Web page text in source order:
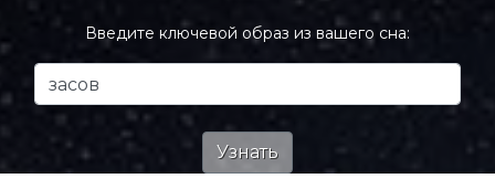
Введите ключевой образ из вашего сна: